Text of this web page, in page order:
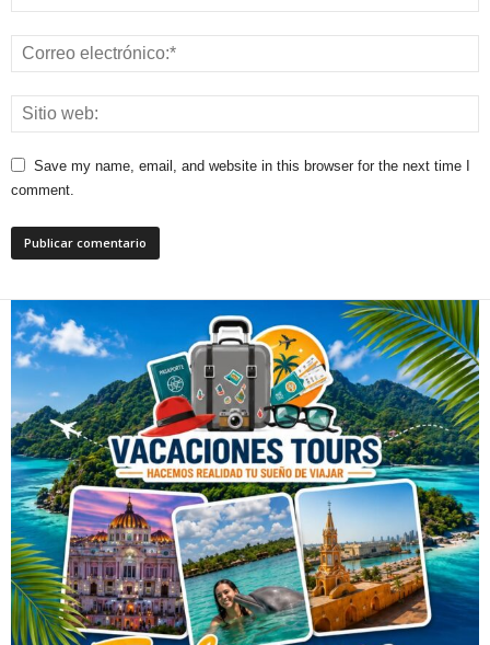
Save my name, email, and website in this browser for the next time I
comment.